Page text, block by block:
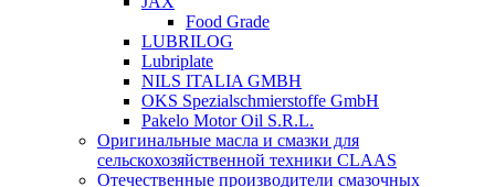
Food Grade
LUBRILOG
Lubriplate
NILS ITALIA GMBH
OKS Spezialschmierstoffe GmbH
Pakelo Motor Oil S.R.L.
Оригинальные масла и смазки для
сельскохозяйственной техники CLAAS
Отечественные производители смазочных